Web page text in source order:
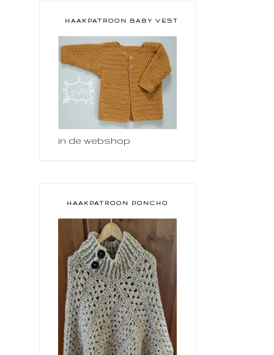
HAAKPATROON BABY VESTJE
in de webshop
HAAKPATROON PONCHO